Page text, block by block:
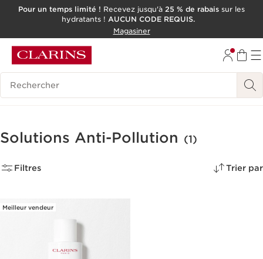
ALLER AU CONTENU
OUTIL D'ACCESSIBILITÉ
Pour un temps limité ! Recevez jusqu'à 25 % de rabais sur les
hydratants ! AUCUN CODE REQUIS.
Magasiner
Historique des recherches
Solutions Anti-Pollution (1)
Filtres Trier par
Meilleur vendeur